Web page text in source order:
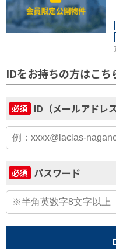
IDをお持ちの方はこち
必須 ID（メールアドレス
必須 パスワード